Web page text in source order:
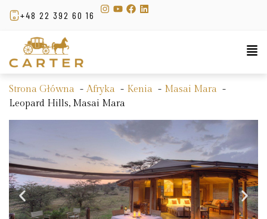
+48 22 392 60 16
Strona Główna Afryka Kenia
Masai Mara
Leopard Hills, Masai Mara